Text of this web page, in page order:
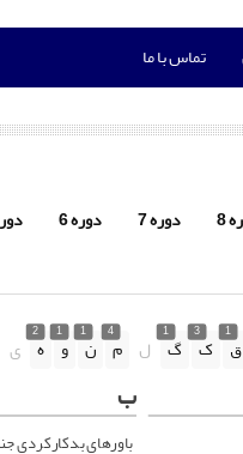
تماس با ما
8 دوره 7 دوره 6
1
ق
3
ک
1
گ ل
4
م
1
ن
1
و
2
ه ی
ب
باورهای بدکارکردی